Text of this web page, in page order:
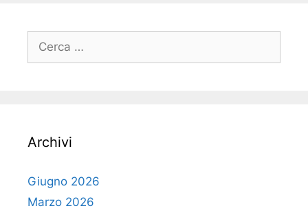
Ricerca
Archivi
Giugno 2026
Marzo 2026